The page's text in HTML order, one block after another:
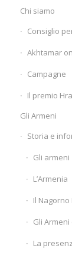
Chi siamo
Consiglio
Akhtamar
Campagne
Il premio
Gli Armeni
Storia e
Gli armeni
L’Armenia
Il
Gli Armeni
La